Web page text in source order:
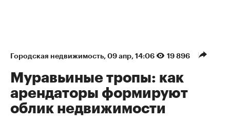
Городская недвижимость 09 апр, 14:06 19 896
Муравьиные тропы: как
арендаторы формируют
облик недвижимости